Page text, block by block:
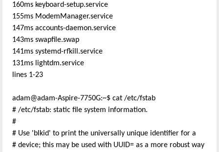
160ms keyboard-setup.service
155ms ModemManager.service
147ms accounts-daemon.service
143ms swapfile.swap
141ms systemd-rfkill.service
131ms lightdm.service
lines 1-23
adam@adam-Aspire-7750G:~$ cat /etc/fstab
# /etc/fstab: static file system information.
#
# Use 'blkid' to print the universally unique identifier for a
# device; this may be used with UUID= as a more robust way